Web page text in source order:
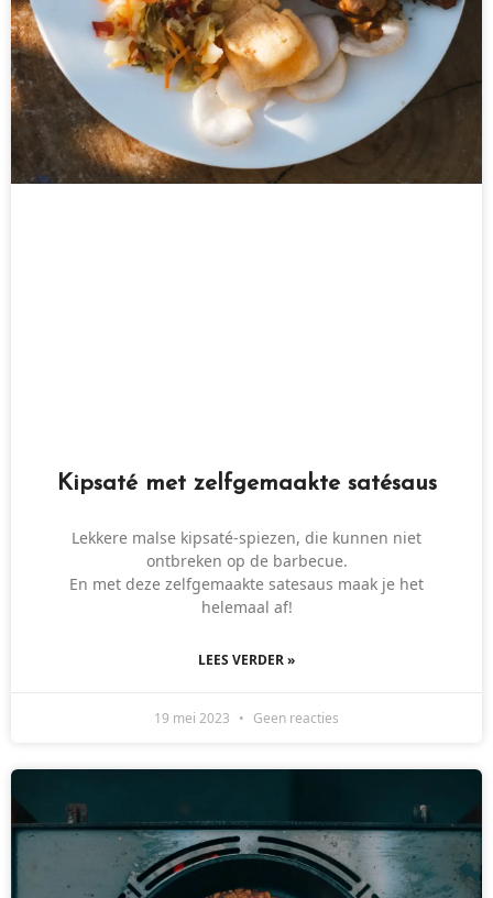
Kipsaté met zelfgemaakte satésaus
Lekkere malse kipsaté-spiezen, die kunnen niet
ontbreken op de barbecue.
En met deze zelfgemaakte satesaus maak je het
helemaal af!
LEES VERDER »
19 mei 2023 Geen reacties